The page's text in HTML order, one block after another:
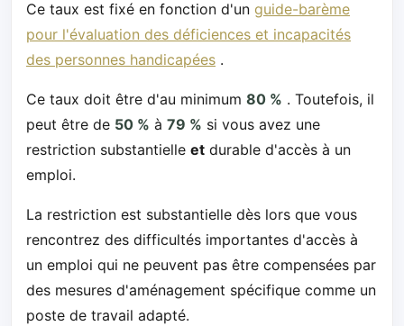
Ce taux est fixé en fonction d'un guide-barème
pour l'évaluation des déficiences et incapacités
des personnes handicapées .
Ce taux doit être d'au minimum 80 % . Toutefois, il
peut être de 50 % à 79 % si vous avez une
restriction substantielle et durable d'accès à un
emploi.
La restriction est substantielle dès lors que vous
rencontrez des difficultés importantes d'accès à
un emploi qui ne peuvent pas être compensées par
des mesures d'aménagement spécifique comme un
poste de travail adapté.